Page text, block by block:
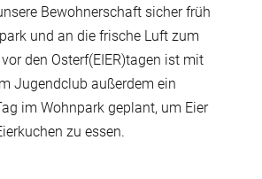
Bewohnerschaft sicher früh
und an die frische Luft zum
den Osterf(EIER)tagen ist mit
Jugendclub außerdem ein
im Wohnpark geplant, um Eier
zu essen.